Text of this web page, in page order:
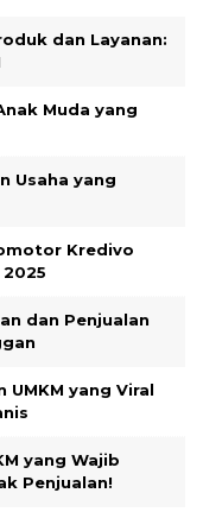
dan Layanan:
Muda yang
Usaha yang
Kredivo
dan Penjualan
UMKM yang Viral
yang Wajib
Penjualan!